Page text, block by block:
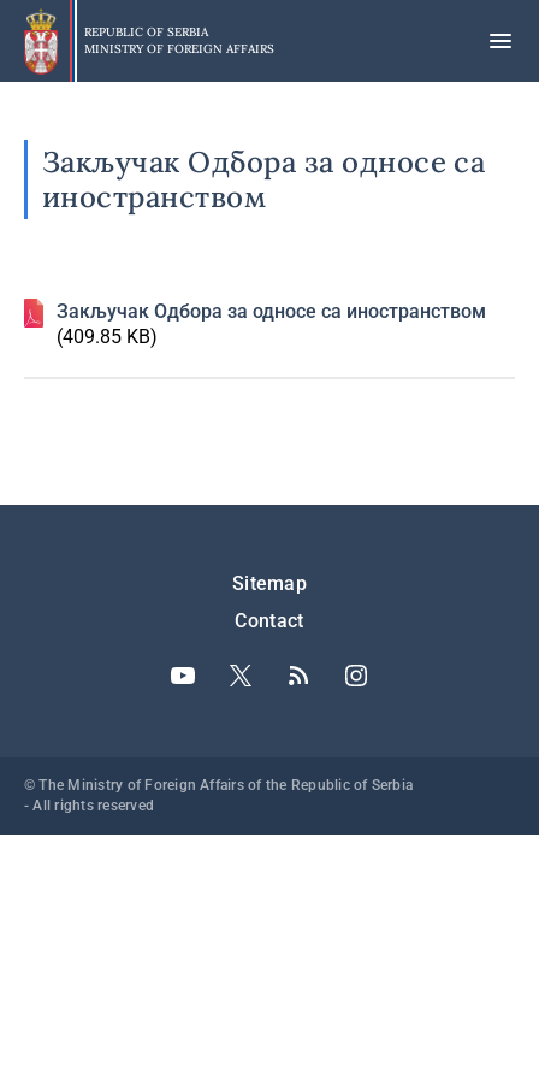
Skip
main
content
REPUBLIC OF SERBIA
MINISTRY OF FOREIGN AFFAIRS
Закључак Одбора за односе са
иностранством
Закључак Одбора за односе са иностранством
(409.85 KB)
Sitemap
Contact
© The Ministry of Foreign Affairs of the Republic of Serbia
- All rights reserved